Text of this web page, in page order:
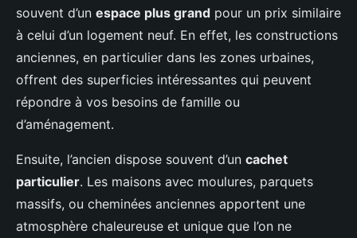
souvent d’un espace plus grand pour un prix similaire
à celui d’un logement neuf. En effet, les constructions
anciennes, en particulier dans les zones urbaines,
offrent des superficies intéressantes qui peuvent
répondre à vos besoins de famille ou
d’aménagement.
Ensuite, l’ancien dispose souvent d’un cachet
particulier. Les maisons avec moulures, parquets
massifs, ou cheminées anciennes apportent une
atmosphère chaleureuse et unique que l’on ne